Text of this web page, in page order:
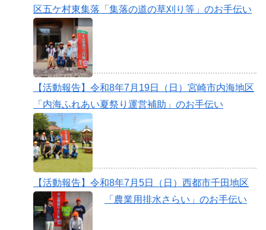
区五ケ村東集落「集落の道の草刈り等」のお手伝い
【活動報告】令和8年7月19日（日）宮崎市内海地区
「内海ふれあい夏祭り運営補助」のお手伝い
【活動報告】令和8年7月5日（日）西都市千田地区
「農業用排水さらい」のお手伝い